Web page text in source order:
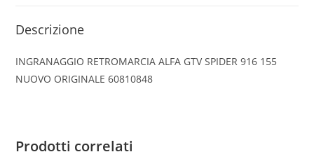
Descrizione
INGRANAGGIO RETROMARCIA ALFA GTV SPIDER 916 155
NUOVO ORIGINALE 60810848
Prodotti correlati